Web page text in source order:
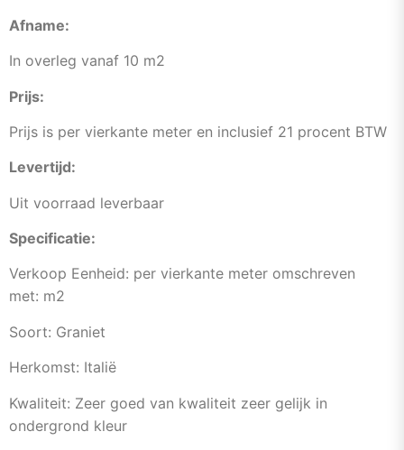
Afname:
In overleg vanaf 10 m2
Prijs:
Prijs is per vierkante meter en inclusief 21 procent BTW
Levertijd:
Uit voorraad leverbaar
Specificatie:
Verkoop Eenheid: per vierkante meter omschreven
met: m2
Soort: Graniet
Herkomst: Italië
Kwaliteit: Zeer goed van kwaliteit zeer gelijk in
ondergrond kleur